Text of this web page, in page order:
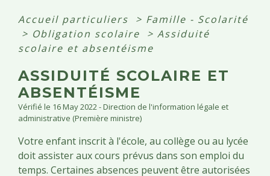
Accueil particuliers > Famille - Scolarité
> Obligation scolaire > Assiduité
scolaire et absentéisme
ASSIDUITÉ SCOLAIRE ET
ABSENTÉISME
Vérifié le 16 May 2022 - Direction de l'information légale et
administrative (Première ministre)
Votre enfant inscrit à l'école, au collège ou au lycée
doit assister aux cours prévus dans son emploi du
temps. Certaines absences peuvent être autorisées